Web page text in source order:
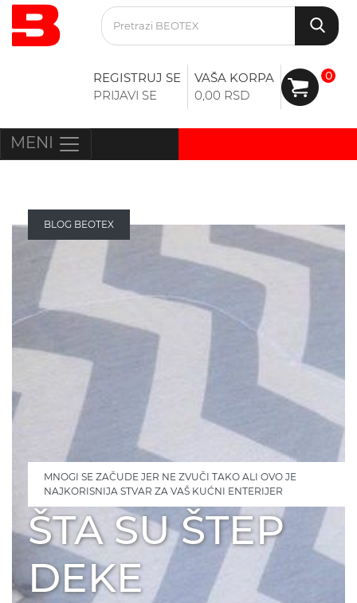
REGISTRUJ SE
PRIJAVI SE
VAŠA KORPA
0,00 RSD
0
MENI
BLOG BEOTEX
MNOGI SE ZAČUDE JER NE ZVUČI TAKO ALI OVO JE
NAJKORISNIJA STVAR ZA VAŠ KUĆNI ENTERIJER
ŠTA SU ŠTEP
DEKE